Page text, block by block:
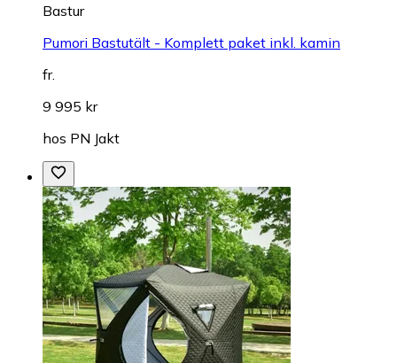
Bastur
Pumori Bastutält - Komplett paket inkl. kamin
fr.
9 995 kr
hos PN Jakt